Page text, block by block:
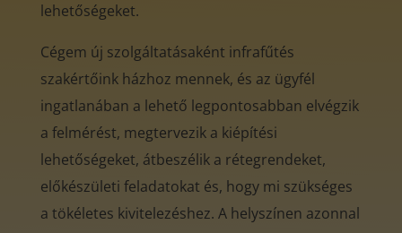
lehetőségeket.
Cégem új szolgáltatásaként infrafűtés
szakértőink házhoz mennek, és az ügyfél
ingatlanában a lehető legpontosabban elvégzik
a felmérést, megtervezik a kiépítési
lehetőségeket, átbeszélik a rétegrendeket,
előkészületi feladatokat és, hogy mi szükséges
a tökéletes kivitelezéshez. A helyszínen azonnal